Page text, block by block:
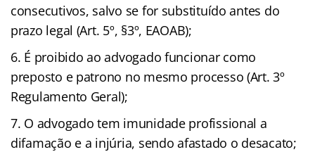
consecutivos, salvo se for substituído antes do
prazo legal (Art. 5º, §3º, EAOAB);
É proibido ao advogado funcionar como
preposto e patrono no mesmo processo (Art. 3º
Regulamento Geral);
O advogado tem imunidade profissional a
difamação e a injúria, sendo afastado o desacato;